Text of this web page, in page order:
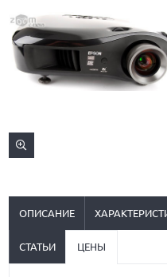
ОПИСАНИЕ
СТАТЬИ ЦЕНЫ